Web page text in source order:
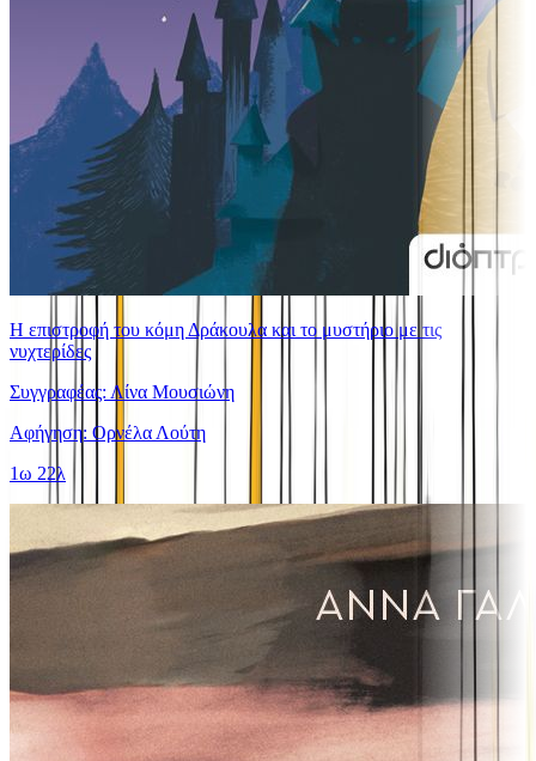
Η επιστροφή του κόμη Δράκουλα και το μυστήριο με τις
νυχτερίδες
Συγγραφέας: Λίνα Μουσιώνη
Αφήγηση: Ορνέλα Λούτη
1ω 22λ